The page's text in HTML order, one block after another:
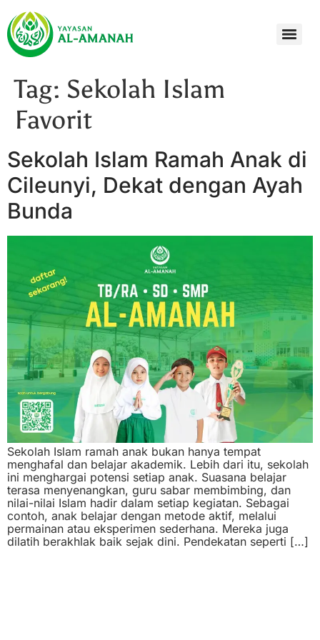
Tag: Sekolah Islam
Favorit
Sekolah Islam Ramah Anak di
Cileunyi, Dekat dengan Ayah
Bunda
Sekolah Islam ramah anak bukan hanya tempat
menghafal dan belajar akademik. Lebih dari itu, sekolah
ini menghargai potensi setiap anak. Suasana belajar
terasa menyenangkan, guru sabar membimbing, dan
nilai-nilai Islam hadir dalam setiap kegiatan. Sebagai
contoh, anak belajar dengan metode aktif, melalui
permainan atau eksperimen sederhana. Mereka juga
dilatih berakhlak baik sejak dini. Pendekatan seperti […]